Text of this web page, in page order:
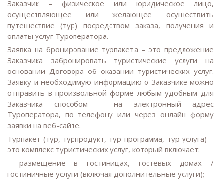
Заказчик – физическое или юридическое лицо,
осуществляющее или желающее осуществить
путешествие (тур) посредством заказа, получения и
оплаты услуг Туроператора.
Заявка на бронирование турпакета – это предложение
Заказчика забронировать туристические услуги на
основании Договора об оказании туристических услуг.
Заявку и необходимую информацию о Заказчике можно
отправить в произвольной форме любым удобным для
Заказчика способом - на электронный адрес
Туроператора, по телефону или через онлайн форму
заявки на веб-сайте.
Турпакет (тур, турпродукт, тур программа, тур услуга) –
это комплекс туристических услуг, который включает:
- размещение в гостиницах, гостевых домах /
гостиничные услуги (включая дополнительные услуги);